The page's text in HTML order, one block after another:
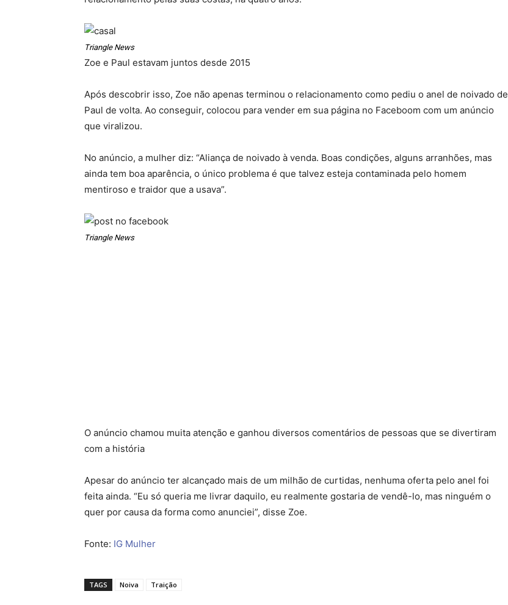
Triangle News
Zoe e Paul estavam juntos desde 2015
Após descobrir isso, Zoe não apenas terminou o relacionamento como pediu o anel de noivado de
Paul de volta. Ao conseguir, colocou para vender em sua página no Faceboom com um anúncio
que viralizou.
No anúncio, a mulher diz: “Aliança de noivado à venda. Boas condições, alguns arranhões, mas
ainda tem boa aparência, o único problema é que talvez esteja contaminada pelo homem
mentiroso e traidor que a usava”.
Triangle News
O anúncio chamou muita atenção e ganhou diversos comentários de pessoas que se divertiram
com a história
Apesar do anúncio ter alcançado mais de um milhão de curtidas, nenhuma oferta pelo anel foi
feita ainda. “Eu só queria me livrar daquilo, eu realmente gostaria de vendê-lo, mas ninguém o
quer por causa da forma como anunciei”, disse Zoe.
Fonte: IG Mulher
TAGS Noiva Traição